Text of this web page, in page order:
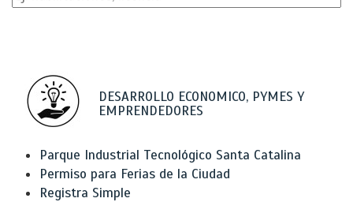
DESARROLLO ECONOMICO, PYMES Y
EMPRENDEDORES
Parque Industrial Tecnológico Santa Catalina
Permiso para Ferias de la Ciudad
Registra Simple